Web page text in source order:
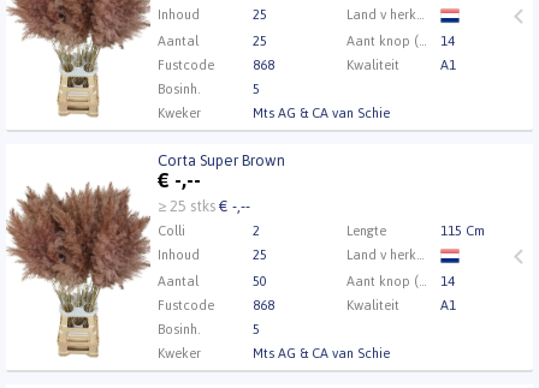
Inhoud
25
Aantal
25 Aant knop (min.)
14
Fustcode
868 Kwaliteit
A1
Bosinh.
5
Kweker
Mts AG & CA van Schie
Corta Super Brown
€ -,--
≥ 25 stks€ -,--
Colli 2 Lengte
115 Cm
Inhoud
25
Aantal
50 Aant knop (min.)
14
Fustcode
868 Kwaliteit
A1
Bosinh.
5
Kweker
Mts AG & CA van Schie
Corta Super Brown
U moet ingelogd zijn om te kunnen kopen.
om in te loggen.